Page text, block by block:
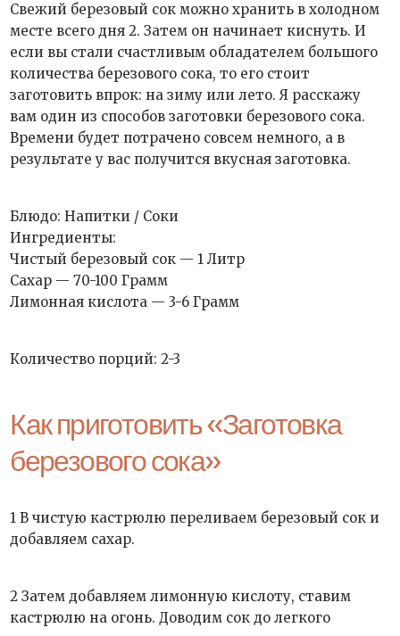
Свежий березовый сок можно хранить в холодном
месте всего дня 2. Затем он начинает киснуть. И
если вы стали счастливым обладателем большого
количества березового сока, то его стоит
заготовить впрок: на зиму или лето. Я расскажу
вам один из способов заготовки березового сока.
Времени будет потрачено совсем немного, а в
результате у вас получится вкусная заготовка.
Блюдо: Напитки / Соки
Ингредиенты:
Чистый березовый сок — 1 Литр
Сахар — 70-100 Грамм
Лимонная кислота — 3-6 Грамм
Количество порций: 2-3
Как приготовить «Заготовка
березового сока»
1 В чистую кастрюлю переливаем березовый сок и
добавляем сахар.
2 Затем добавляем лимонную кислоту, ставим
кастрюлю на огонь. Доводим сок до легкого